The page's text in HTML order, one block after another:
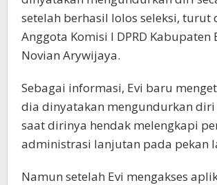
setelah berhasil lolos seleksi, turut
Anggota Komisi I DPRD Kabupaten
Novian Arywijaya.
Sebagai informasi, Evi baru
dia dinyatakan mengundurkan diri
saat dirinya hendak melengkapi
administrasi lanjutan pada pekan
Namun setelah Evi mengakses